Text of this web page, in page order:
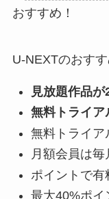
おすすめ！
U-NEXTのおす
見放題作品が
無料トライア
無料トライア
月額会員は毎
ポイントで有
最大40%ポイ